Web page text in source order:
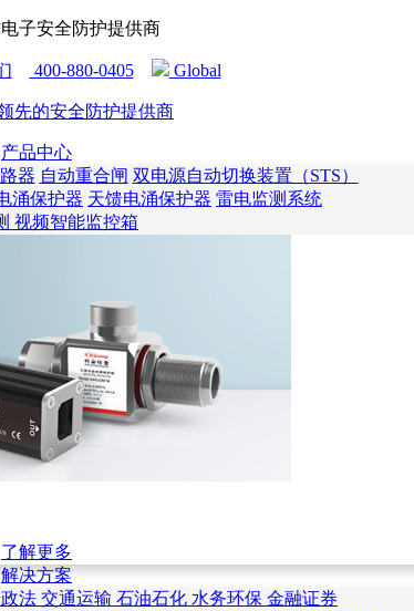
子安全防护提供商
400-880-0405 Global
产品中心
器 自动重合闸 双电源自动切换装置（STS）
涌保护器 天馈电涌保护器 雷电监测系统
视频智能监控箱
了解更多
解决方案
法 交通运输 石油石化 水务环保 金融证券